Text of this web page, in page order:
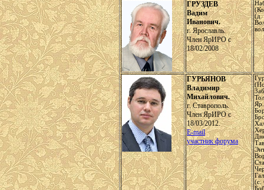
ГРУЗДЕВ
Вадим
Иванович.
г. Ярославль.
Член ЯрИРО с
18/02/2008
(д.
ГУРЬЯНОВ
Владимир
Михайлович.
г. Ставрополь.
Член ЯрИРО с
18/03/2012.
E-mail
участник форума
Яр.
(с.